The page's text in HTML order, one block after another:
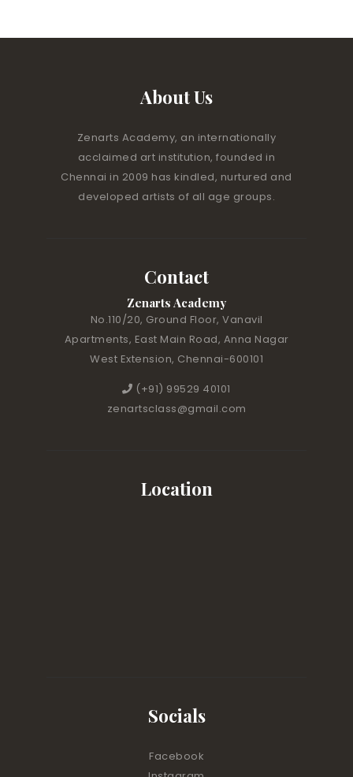
About Us
Zenarts Academy, an internationally
acclaimed art institution, founded in
Chennai in 2009 has kindled, nurtured and
developed artists of all age groups.
Contact
Zenarts Academy
No.110/20, Ground Floor, Vanavil
Apartments, East Main Road, Anna Nagar
West Extension, Chennai-600101
(+91) 99529 40101
zenartsclass@gmail.com
Location
Socials
Facebook